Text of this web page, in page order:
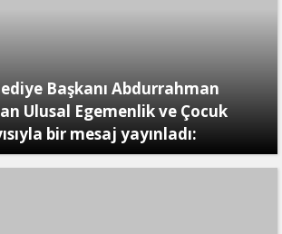
Başkanı Abdurrahman
Ulusal Egemenlik ve Çocuk
bir mesaj yayınladı: